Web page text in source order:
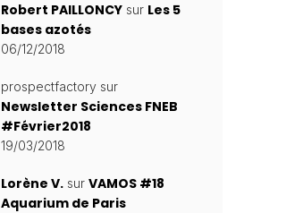
Robert PAILLONCY sur Les 5
bases azotés
06/12/2018
prospectfactory sur
Newsletter Sciences FNEB
#Février2018
19/03/2018
Lorène V. sur VAMOS #18
Aquarium de Paris